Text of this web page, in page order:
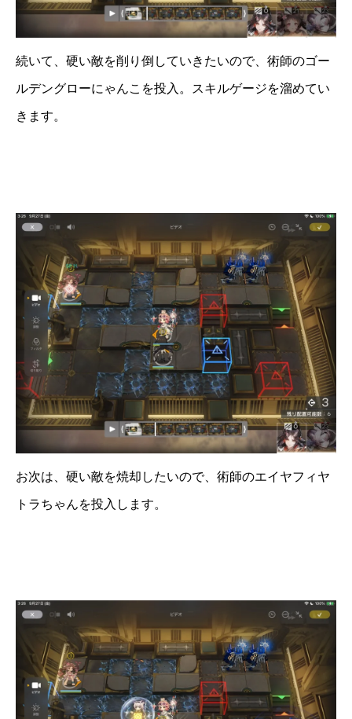
続いて、硬い敵を削り倒していきたいので、術師のゴー
ルデングローにゃんこを投入。スキルゲージを溜めてい
きます。
お次は、硬い敵を焼却したいので、術師のエイヤフィヤ
トラちゃんを投入します。